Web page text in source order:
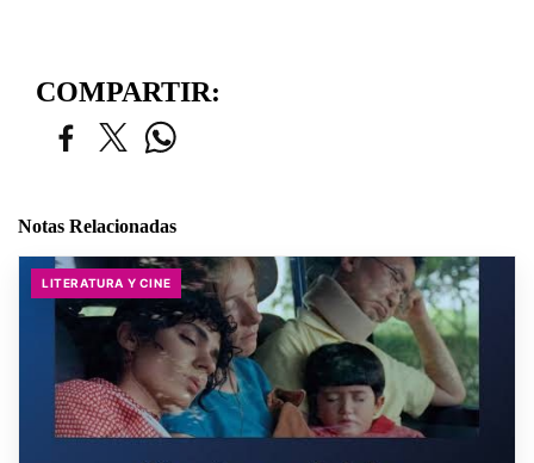
COMPARTIR:
Notas Relacionadas
LITERATURA Y CINE